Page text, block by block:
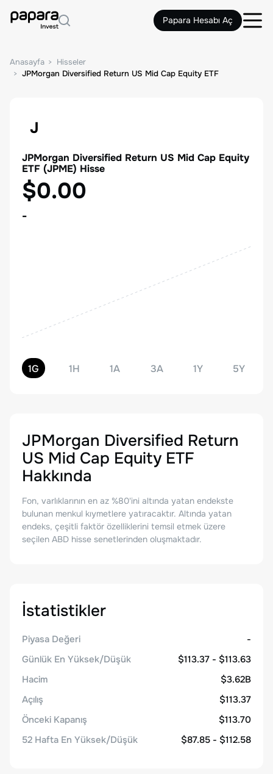
Papara Hesabı Aç
Anasayfa
Hisseler
JPMorgan Diversified Return US Mid Cap Equity ETF
J
JPMorgan Diversified Return US Mid Cap Equity
ETF (JPME) Hisse
$0.00
-
1G 1H 1A 3A 1Y 5Y
JPMorgan Diversified Return
US Mid Cap Equity ETF
Hakkında
Fon, varlıklarının en az %80'ini altında yatan endekste
bulunan menkul kıymetlere yatıracaktır. Altında yatan
endeks, çeşitli faktör özelliklerini temsil etmek üzere
seçilen ABD hisse senetlerinden oluşmaktadır.
İstatistikler
Piyasa Değeri
-
Günlük En Yüksek/Düşük
$113.37 - $113.63
Hacim
$3.62B
Açılış
$113.37
Önceki Kapanış
$113.70
52 Hafta En Yüksek/Düşük
$87.85 - $112.58